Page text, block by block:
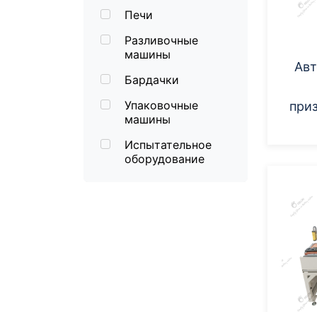
Печи
Разливочные
машины
Бардачки
Упаковочные
машины
Испытательное
оборудование